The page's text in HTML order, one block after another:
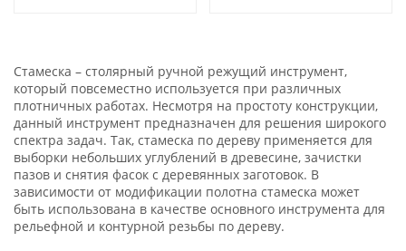
Стамеска – столярный ручной режущий инструмент,
который повсеместно используется при различных
плотничных работах. Несмотря на простоту конструкции,
данный инструмент предназначен для решения широкого
спектра задач. Так, стамеска по дереву применяется для
выборки небольших углублений в древесине, зачистки
пазов и снятия фасок с деревянных заготовок. В
зависимости от модификации полотна стамеска может
быть использована в качестве основного инструмента для
рельефной и контурной резьбы по дереву.